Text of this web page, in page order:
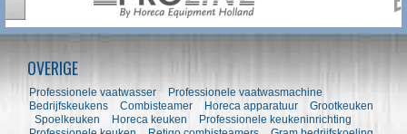
OVERIGE
Professionele vaatwasser
Professionele vaatwasmachine
Bedrijfskeukens
Combisteamer Horeca apparatuur
Grootkeuken
Spoelkeuken
Horeca keuken
Professionele keukeninrichting